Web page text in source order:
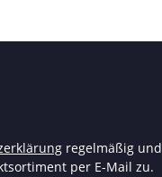
regelmäßig und
per E-Mail zu.